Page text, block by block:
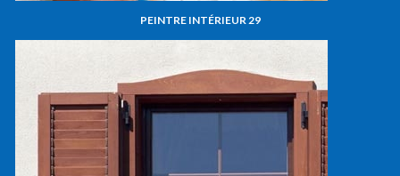
PEINTRE INTÉRIEUR 29